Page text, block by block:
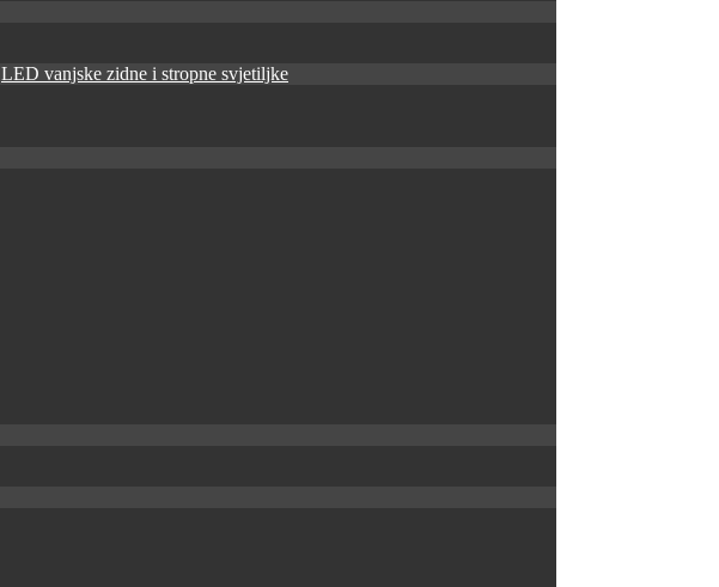
LED vanjske zidne i stropne svjetiljke